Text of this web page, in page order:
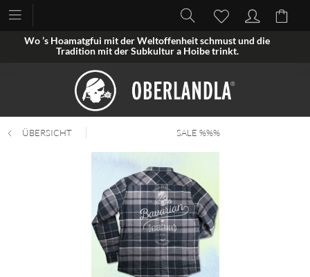
Wo ’s Hoamatgfui mit der Weltoffenheit schmust und die
Tradition mit der Subkultur a Hoibe trinkt.
ÜBERSICHT SALE %%%